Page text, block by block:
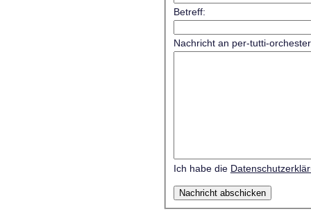
Betreff:
Nachricht an per-tutti-
Ich habe die